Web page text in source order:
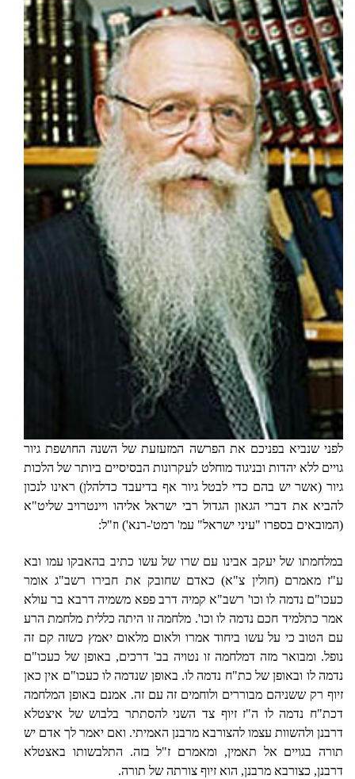
לפני שנביא בפניכם את הפרשה המזעזעת של השנה החושפת גיור
גויים ללא יהדות ובניגוד מוחלט לעקרונות הבסיסיים ביותר של הלכות
גיור (אשר יש בהם כדי לבטל גיור אף בדיעבד כדלהלן) ראינו לנכון
להביא את דברי הגאון הגדול רבי ישראל אליהו ויינטרויב שליט"א
(המובאים בספרו "עיני ישראל" עמ' רמט'-רנא') וז"ל:
במלחמתו של יעקב אבינו עם שרו של עשו כתיב בהאבקו עמו ובא
ע"ז מאמרם (חולין צ"א) כאדם שחובק את חבירו רשב"ג אומר
כעכו"ם נדמה לו וכו' רשב"א קמיה דרב פפא משמיה דרבא בר עולא
אמר כתלמיד חכם נדמה לו וכו'. מלחמה זו היתה כללית מלחמת הרע
עם הטוב כי על עשו ביחוד אמרו ולאום מלאום יאמץ כשזה קם זה
נופל. ומבואר מזה דמלחמה זו נטויה בב' דרכים, באופן של כעכו"ם
נדמה לו ובאופן של כת"ח נדמה לו. באופן שנדמה לו כעכו"ם אין כאן
זיוף רק ששניהם מבוררים ולוחמים זה עם זה. אמנם באופן המלחמה
דכת"ח נדמה לו ה"ז זיוף צד השני להסתתר בלבוש של איצטלא
דרבנן ולהשוות עצמו להצורבא מרבנן האמיתי. ואם יאמר לך אדם יש
תורה בגויים אל תאמין, ומאמרם ז"ל בזה. התלבשותו באצטלא
דרבנן, כצורבא מרבנן, הוא זיוף צורתה של תורה.